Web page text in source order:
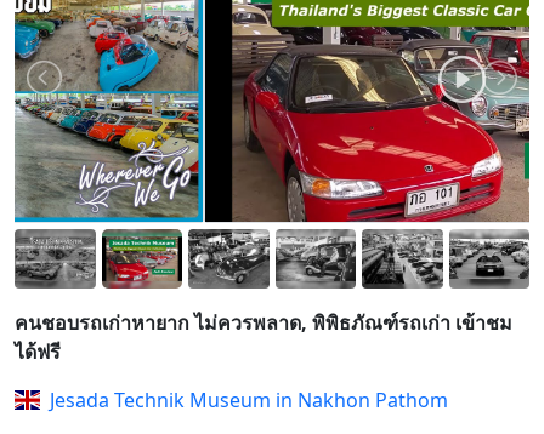
คนชอบรถเก่าหายาก ไม่ควรพลาด, พิพิธภัณฑ์รถเก่า เข้าชม
ได้ฟรี
Jesada Technik Museum in Nakhon Pathom